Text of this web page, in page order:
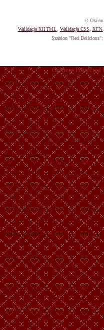
© Okiem
Walidacja XHTML Walidacja CSS XFN
Szablon "Red Delicious":
Content Protected